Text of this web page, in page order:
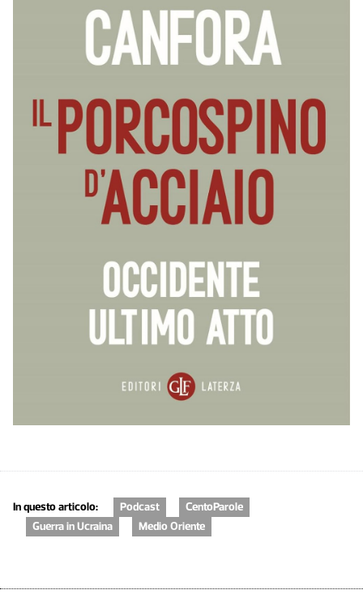
In questo articolo: Podcast
CentoParole
Guerra in Ucraina
Medio Oriente